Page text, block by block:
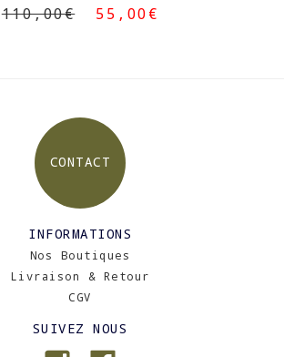
110,00€ 55,00€
CONTACT
INFORMATIONS
Nos Boutiques
Livraison & Retour
CGV
SUIVEZ NOUS